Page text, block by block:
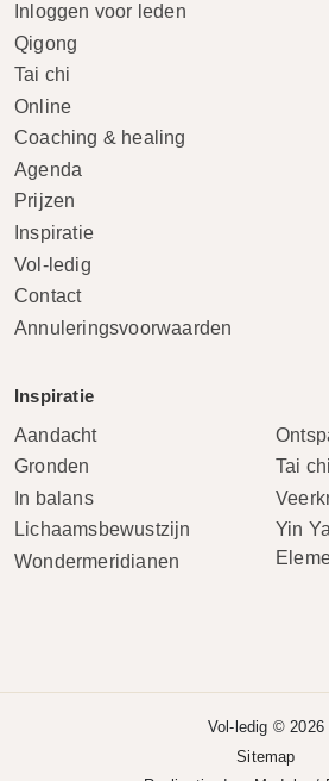
Inloggen voor leden
Qigong
Tai chi
Online
Coaching & healing
Agenda
Prijzen
Inspiratie
Vol-ledig
Contact
Annuleringsvoorwaarden
Inspiratie
Aandacht
Gronden
In balans
Lichaamsbewustzijn
Wondermeridianen
Tai
Yin
Vol-ledig © 2026
Sitemap